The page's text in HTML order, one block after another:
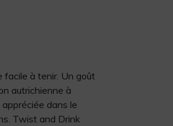
facile à tenir. Un goût
autrichienne à
dans le
Twist and Drink